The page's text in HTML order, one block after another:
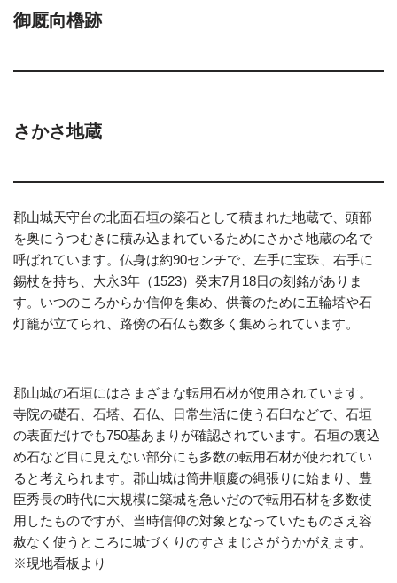
御厩向櫓跡
さかさ地蔵
郡山城天守台の北面石垣の築石として積まれた地蔵で、頭部
を奥にうつむきに積み込まれているためにさかさ地蔵の名で
呼ばれています。仏身は約90センチで、左手に宝珠、右手に
錫杖を持ち、大永3年（1523）癸末7月18日の刻銘がありま
す。いつのころからか信仰を集め、供養のために五輪塔や石
灯籠が立てられ、路傍の石仏も数多く集められています。
郡山城の石垣にはさまざまな転用石材が使用されています。
寺院の礎石、石塔、石仏、日常生活に使う石臼などで、石垣
の表面だけでも750基あまりが確認されています。石垣の裏込
め石など目に見えない部分にも多数の転用石材が使われてい
ると考えられます。郡山城は筒井順慶の縄張りに始まり、豊
臣秀長の時代に大規模に築城を急いだので転用石材を多数使
用したものですが、当時信仰の対象となっていたものさえ容
赦なく使うところに城づくりのすさまじさがうかがえます。
※現地看板より